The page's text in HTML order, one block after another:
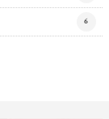
6